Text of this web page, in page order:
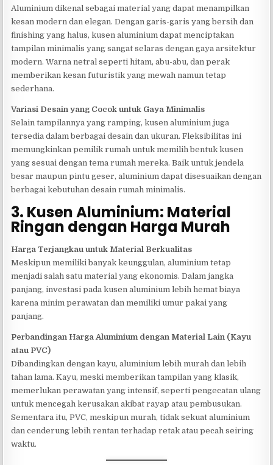
Aluminium dikenal sebagai material yang dapat menampilkan
kesan modern dan elegan. Dengan garis-garis yang bersih dan
finishing yang halus, kusen aluminium dapat menciptakan
tampilan minimalis yang sangat selaras dengan gaya arsitektur
modern. Warna netral seperti hitam, abu-abu, dan perak
memberikan kesan futuristik yang mewah namun tetap
sederhana.
Variasi Desain yang Cocok untuk Gaya Minimalis
Selain tampilannya yang ramping, kusen aluminium juga
tersedia dalam berbagai desain dan ukuran. Fleksibilitas ini
memungkinkan pemilik rumah untuk memilih bentuk kusen
yang sesuai dengan tema rumah mereka. Baik untuk jendela
besar maupun pintu geser, aluminium dapat disesuaikan dengan
berbagai kebutuhan desain rumah minimalis.
3. Kusen Aluminium: Material
Ringan dengan Harga Murah
Harga Terjangkau untuk Material Berkualitas
Meskipun memiliki banyak keunggulan, aluminium tetap
menjadi salah satu material yang ekonomis. Dalam jangka
panjang, investasi pada kusen aluminium lebih hemat biaya
karena minim perawatan dan memiliki umur pakai yang
panjang.
Perbandingan Harga Aluminium dengan Material Lain (Kayu
atau PVC)
Dibandingkan dengan kayu, aluminium lebih murah dan lebih
tahan lama. Kayu, meski memberikan tampilan yang klasik,
memerlukan perawatan yang intensif, seperti pengecatan ulang
untuk mencegah kerusakan akibat rayap atau pembusukan.
Sementara itu, PVC, meskipun murah, tidak sekuat aluminium
dan cenderung lebih rentan terhadap retak atau pecah seiring
waktu.